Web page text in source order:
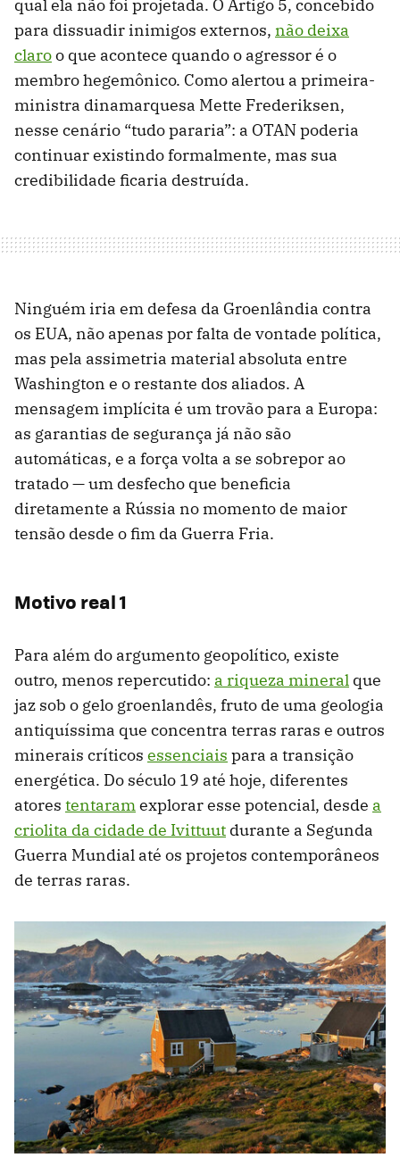
qual ela não foi projetada. O Artigo 5, concebido
para dissuadir inimigos externos, não deixa
claroo que acontece quando o agressor é o
membro hegemônico. Como alertou a primeira-
ministra dinamarquesa Mette Frederiksen,
nesse cenário “tudo pararia”: a OTAN poderia
continuar existindo formalmente, mas sua
credibilidade ficaria destruída.
Ninguém iria em defesa da Groenlândia contra
os EUA, não apenas por falta de vontade política,
mas pela assimetria material absoluta entre
Washington e o restante dos aliados. A
mensagem implícita é um trovão para a Europa:
as garantias de segurança já não são
automáticas, e a força volta a se sobrepor ao
tratado — um desfecho que beneficia
diretamente a Rússia no momento de maior
tensão desde o fim da Guerra Fria.
Motivo real 1
Para além do argumento geopolítico, existe
outro, menos repercutido: a riqueza mineral que
jaz sob o gelo groenlandês, fruto de uma geologia
antiquíssima que concentra terras raras e outros
minerais críticos essenciais para a transição
energética. Do século 19 até hoje, diferentes
atores tentaramexplorar esse potencial, desde a
criolita da cidade de Ivittuut durante a Segunda
Guerra Mundial até os projetos contemporâneos
de terras raras.